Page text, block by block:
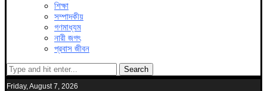
শিক্ষা
সম্পাদকীয়
গণমাধ্যম
নারী জগৎ
প্রবাস জীবন
Search
Friday, August 7, 2026